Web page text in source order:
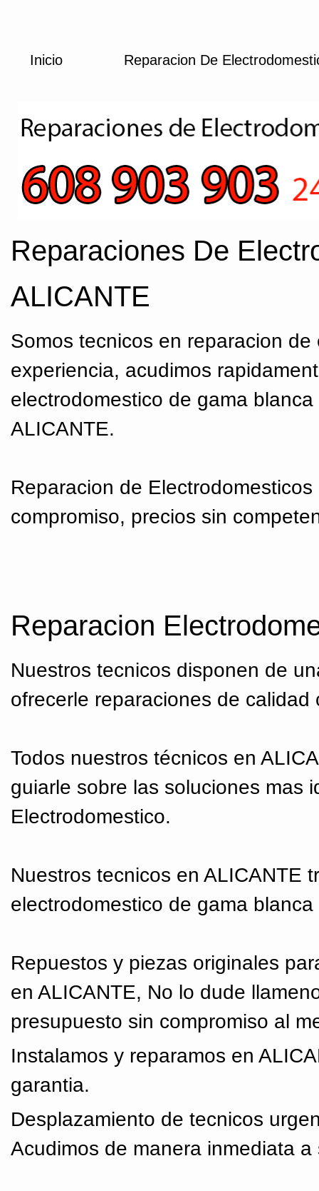
Inicio Reparacion De
Reparaciones De
ALICANTE
Somos tecnicos en reparacion
experiencia, acudimos
electrodomestico de gama
ALICANTE.
Reparacion de
compromiso, precios sin
Reparacion
Nuestros tecnicos disponen de
ofrecerle reparaciones de calidad
Todos nuestros técnicos en
guiarle sobre las soluciones mas
Electrodomestico.
Nuestros tecnicos en ALICANTE
electrodomestico de gama
Repuestos y piezas originales
en ALICANTE, No lo dude
presupuesto sin compromiso al
Instalamos y reparamos en
garantia.
Desplazamiento de tecnicos
Acudimos de manera inmediata